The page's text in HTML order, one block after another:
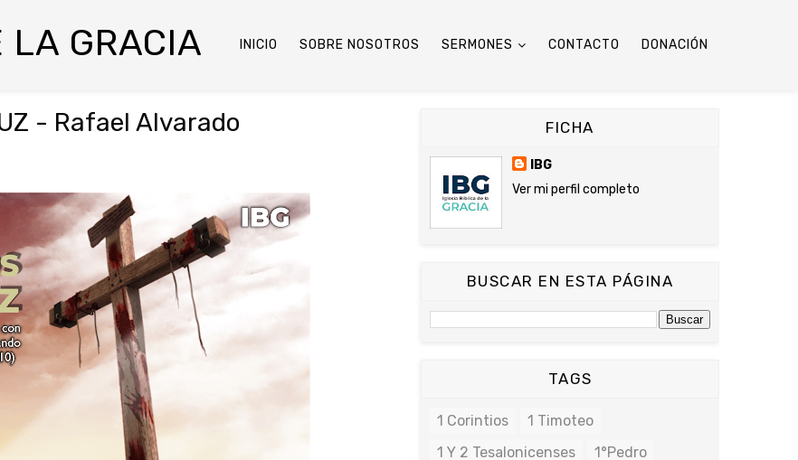
LA GRACIA INICIO SOBRE NOSOTROS SERMONES CONTACTO DONACIÓN
- Rafael Alvarado FICHA
IBG
Ver mi perfil completo
BUSCAR EN ESTA PÁGINA
TAGS
1 Corintios
1 Timoteo
1 Y 2 Tesalonicenses
1°Pedro